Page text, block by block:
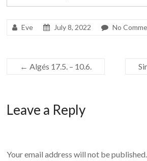
Eve July 8, 2022 No
← Algés 17.5. – 10.6.
Leave a Reply
Your email address will not be published.